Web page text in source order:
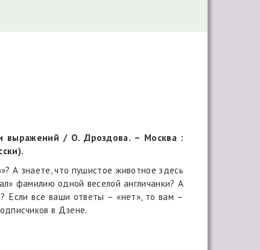
/ О. Дроздова. – Москва :
знаете, что пушистое животное здесь
фамилию одной веселой англичанки? А
Если все ваши ответы – «нет», то вам –
в Дзене.